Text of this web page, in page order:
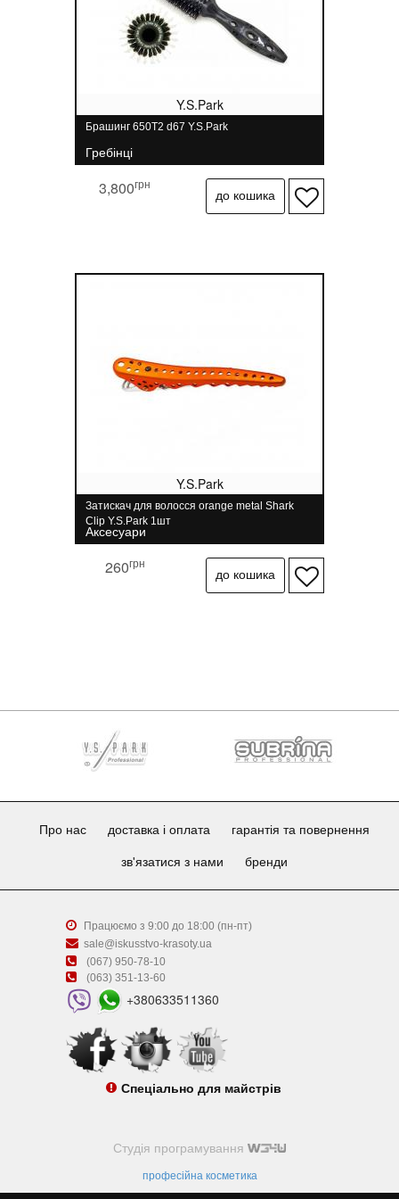
Y.S.Park
Брашинг 650T2 d67 Y.S.Park
Гребінці
3,800грн
Y.S.Park
Затискач для волосся orange metal Shark
Clip Y.S.Park 1шт
Аксесуари
260грн
Про нас доставка і оплата гарантія та повернення
зв'язатися з нами бренди
Працюємо з 9:00 до 18:00 (пн-пт)
sale@iskusstvo-krasoty.ua
(067) 950-78-10
(063) 351-13-60
+380633511360
Спеціально для майстрів
Студія програмування
професійна косметика